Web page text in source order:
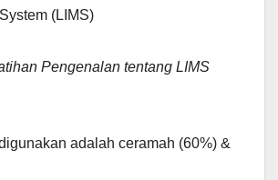
(LIMS)
Pengenalan tentang LIMS
adalah ceramah (60%) &